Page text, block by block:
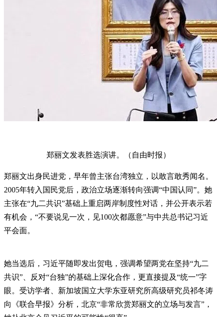
郑丽文发表胜选演讲。（自由时报）
郑丽文出身民进党，早年曾主张台湾独立，以敢言敢秀闻名。
2005年转入国民党后，政治立场逐渐转向强调“中国认同”。她
主张在“九二共识”基础上重启两岸制度性对话，并公开表示若
有机会，“不要说见一次，见100次都愿意”与中共总书记习近
平会面。
她当选后，习近平随即发出贺电，强调希望两党在坚持“九二
共识”、反对“台独”的基础上深化合作，更直接提及“统一”字
眼。受访学者、新加坡国立大学东亚研究所高级研究员祁冬涛
向《联合早报》分析，北京“非常欣赏郑丽文的立场与发言”，